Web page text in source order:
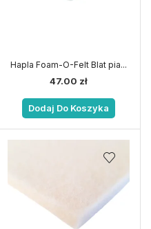
Hapla Foam-O-Felt Blat pia...
47.00 zł
Dodaj Do Koszyka